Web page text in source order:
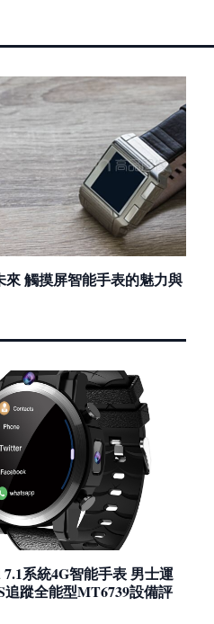
來 觸摸屏智能手表的魅力與
系統4G智能手表 男士運
追蹤全能型MT6739設備評